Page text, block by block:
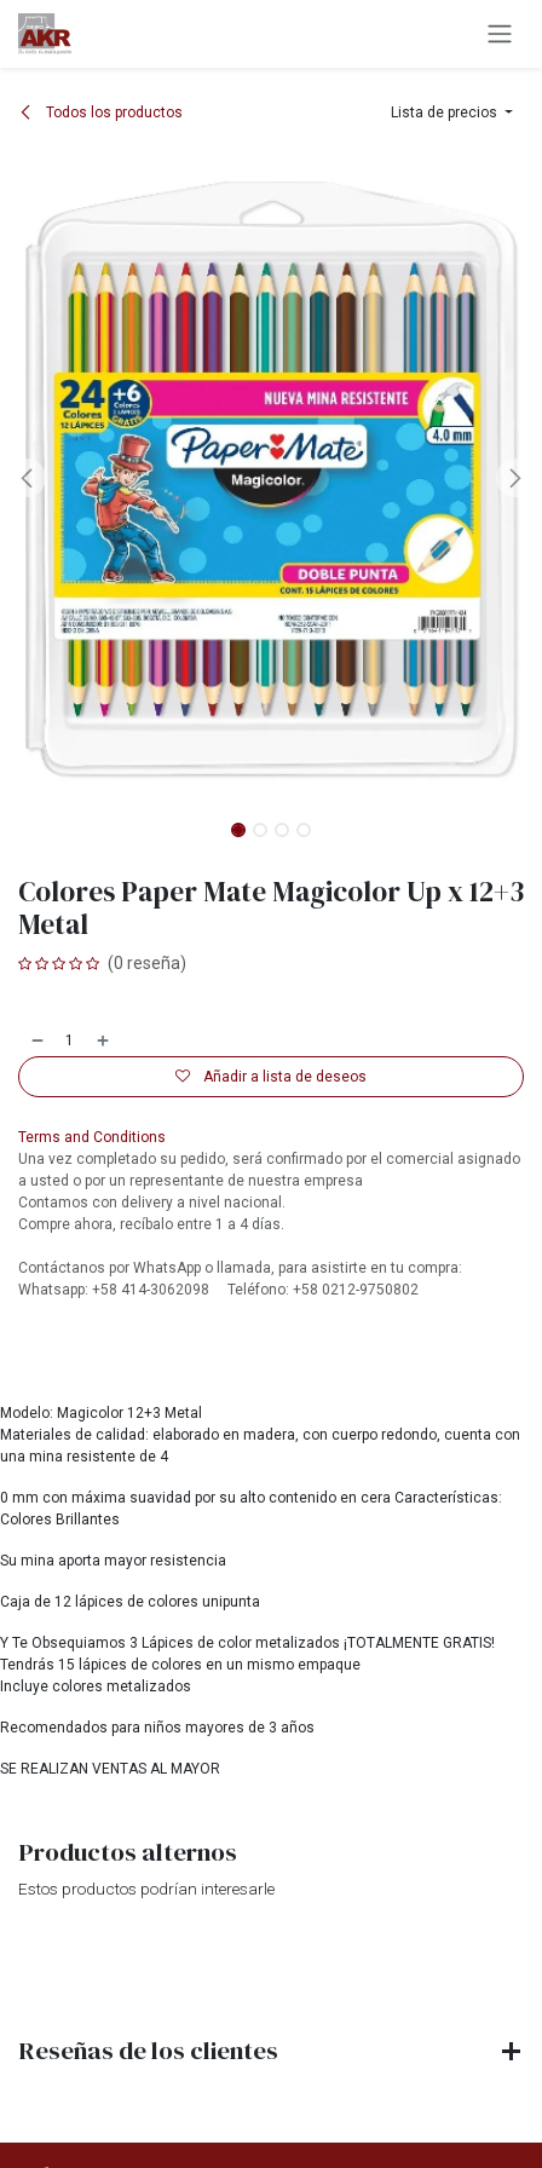
Ir al contenido
Todos los productos Lista de precios
Colores Paper Mate Magicolor Up x 12+3
Metal
(0 reseña)
Añadir a lista de deseos
Terms and Conditions
Una vez completado su pedido, será confirmado por el comercial asignado
a usted o por un representante de nuestra empresa
Contamos con delivery a nivel nacional.
Compre ahora, recíbalo entre 1 a 4 días.
Contáctanos por WhatsApp o llamada, para asistirte en tu compra:
Whatsapp: +58 414-3062098 Teléfono: +58 0212-9750802
Modelo: Magicolor 12+3 Metal
Materiales de calidad: elaborado en madera, con cuerpo redondo, cuenta con
una mina resistente de 4
0 mm con máxima suavidad por su alto contenido en cera Características:
Colores Brillantes
Su mina aporta mayor resistencia
Caja de 12 lápices de colores unipunta
Y Te Obsequiamos 3 Lápices de color metalizados ¡TOTALMENTE GRATIS!
Tendrás 15 lápices de colores en un mismo empaque
Incluye colores metalizados
Recomendados para niños mayores de 3 años
SE REALIZAN VENTAS AL MAYOR
Productos alternos
Estos productos podrían interesarle
Reseñas de los clientes